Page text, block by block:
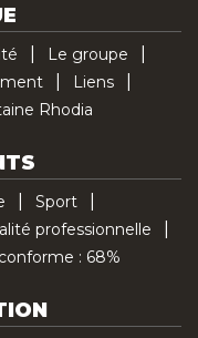
Le groupe
Liens
Rhodia
Sport
professionnelle
: 68%